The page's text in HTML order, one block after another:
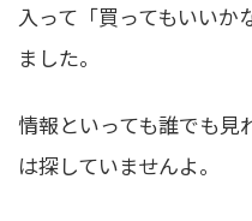
入って「買ってもいいか
ました。
情報といっても誰でも見
は探していませんよ。